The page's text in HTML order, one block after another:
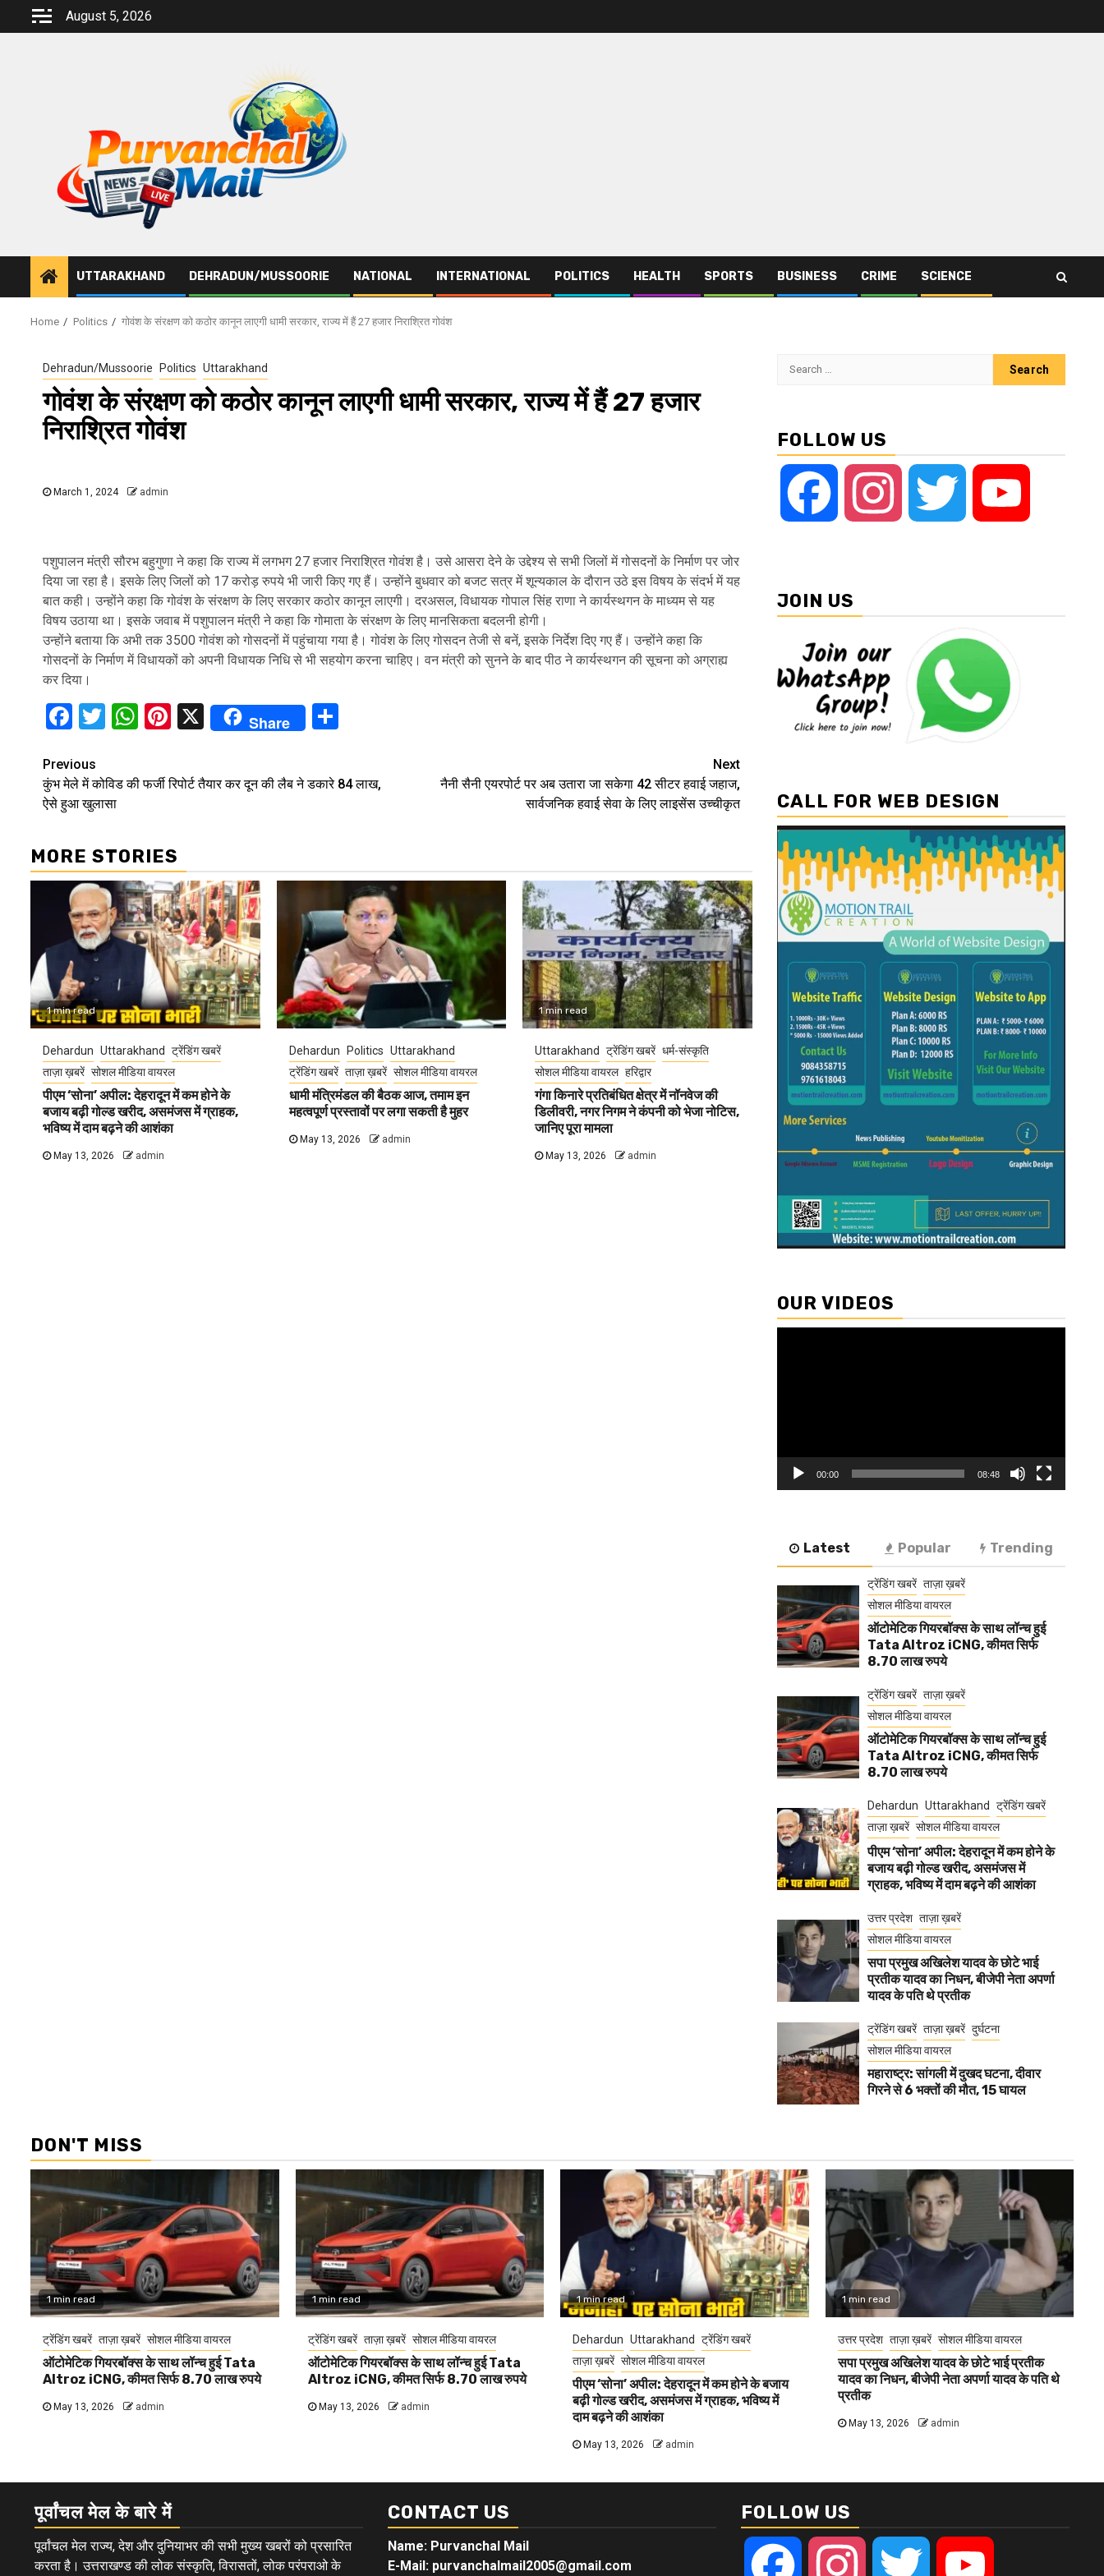
August 5, 2026
UTTARAKHAND DEHRADUN/MUSSOORIE NATIONAL INTERNATIONAL POLITICS HEALTH SPORTS BUSINESS CRIME SCIENCE
Home Politics गोवंश के संरक्षण को कठोर कानून लाएगी धामी सरकार, राज्य में हैं 27 हजार निराश्रित गोवंश
Dehradun/Mussoorie Politics Uttarakhand
गोवंश के संरक्षण को कठोर कानून लाएगी धामी सरकार, राज्य में हैं 27 हजार
निराश्रित गोवंश
March 1, 2024 admin
पशुपालन मंत्री सौरभ बहुगुणा ने कहा कि राज्य में लगभग 27 हजार निराश्रित गोवंश है। उसे आसरा देने के उद्देश्य से सभी जिलों में गोसदनों के निर्माण पर जोर
दिया जा रहा है। इसके लिए जिलों को 17 करोड़ रुपये भी जारी किए गए हैं। उन्होंने बुधवार को बजट सत्र में शून्यकाल के दौरान उठे इस विषय के संदर्भ में यह
बात कही। उन्होंने कहा कि गोवंश के संरक्षण के लिए सरकार कठोर कानून लाएगी। दरअसल, विधायक गोपाल सिंह राणा ने कार्यस्थगन के माध्यम से यह
विषय उठाया था। इसके जवाब में पशुपालन मंत्री ने कहा कि गोमाता के संरक्षण के लिए मानसिकता बदलनी होगी।
उन्होंने बताया कि अभी तक 3500 गोवंश को गोसदनों में पहुंचाया गया है। गोवंश के लिए गोसदन तेजी से बनें, इसके निर्देश दिए गए हैं। उन्होंने कहा कि
गोसदनों के निर्माण में विधायकों को अपनी विधायक निधि से भी सहयोग करना चाहिए। वन मंत्री को सुनने के बाद पीठ ने कार्यस्थगन की सूचना को अग्राह्य
कर दिया।
Facebook
Twitter
WhatsApp
Pinterest
X Share
Continue
Reading
Previous
कुंभ मेले में कोविड की फर्जी रिपोर्ट तैयार कर दून की लैब ने डकारे 84 लाख,
ऐसे हुआ खुलासा
Next
नैनी सैनी एयरपोर्ट पर अब उतारा जा सकेगा 42 सीटर हवाई जहाज,
सार्वजनिक हवाई सेवा के लिए लाइसेंस उच्चीकृत
MORE STORIES
1 min read
Dehardun Uttarakhand
ट्रेंडिंग खबरें
ताज़ा ख़बरें सोशल मीडिया वायरल
पीएम ‘सोना’ अपील: देहरादून में कम होने के
बजाय बढ़ी गोल्ड खरीद, असमंजस में ग्राहक,
भविष्य में दाम बढ़ने की आशंका
May 13, 2026 admin
Dehardun Politics Uttarakhand
ट्रेंडिंग खबरें ताज़ा ख़बरें सोशल मीडिया वायरल
धामी मंत्रिमंडल की बैठक आज, तमाम इन
महत्वपूर्ण प्रस्तावों पर लगा सकती है मुहर
May 13, 2026 admin
1 min read
Uttarakhand ट्रेंडिंग खबरें धर्म-संस्कृति
सोशल मीडिया वायरल हरिद्वार
गंगा किनारे प्रतिबंधित क्षेत्र में नॉनवेज की
डिलीवरी, नगर निगम ने कंपनी को भेजा नोटिस,
जानिए पूरा मामला
May 13, 2026 admin
Search
FOLLOW US
Facebook Instagram Twitter
JOIN US
CALL FOR WEB DESIGN
OUR VIDEOS
00:00 08:48
Latest Popular Trending
ट्रेंडिंग खबरें ताज़ा ख़बरें
सोशल मीडिया वायरल
ऑटोमेटिक गियरबॉक्स के साथ लॉन्च हुई
Tata Altroz iCNG, कीमत सिर्फ
8.70 लाख रुपये
ट्रेंडिंग खबरें ताज़ा ख़बरें
सोशल मीडिया वायरल
ऑटोमेटिक गियरबॉक्स के साथ लॉन्च हुई
Tata Altroz iCNG, कीमत सिर्फ
8.70 लाख रुपये
Dehardun Uttarakhand
ट्रेंडिंग खबरें
ताज़ा ख़बरें सोशल मीडिया वायरल
पीएम ‘सोना’ अपील: देहरादून में कम होने के
बजाय बढ़ी गोल्ड खरीद, असमंजस में
ग्राहक, भविष्य में दाम बढ़ने की आशंका
उत्तर प्रदेश ताज़ा ख़बरें
सोशल मीडिया वायरल
सपा प्रमुख अखिलेश यादव के छोटे भाई
प्रतीक यादव का निधन, बीजेपी नेता अपर्णा
यादव के पति थे प्रतीक
ट्रेंडिंग खबरें ताज़ा ख़बरें दुर्घटना
सोशल मीडिया वायरल
महाराष्ट्र: सांगली में दुखद घटना, दीवार
गिरने से 6 भक्तों की मौत, 15 घायल
DON'T MISS
1 min read
ट्रेंडिंग खबरें ताज़ा ख़बरें सोशल मीडिया वायरल
ऑटोमेटिक गियरबॉक्स के साथ लॉन्च हुई Tata
Altroz iCNG, कीमत सिर्फ 8.70 लाख रुपये
May 13, 2026 admin
1 min read
ट्रेंडिंग खबरें ताज़ा ख़बरें सोशल मीडिया वायरल
ऑटोमेटिक गियरबॉक्स के साथ लॉन्च हुई Tata
Altroz iCNG, कीमत सिर्फ 8.70 लाख रुपये
May 13, 2026 admin
1 min read
Dehardun Uttarakhand
ट्रेंडिंग खबरें
ताज़ा ख़बरें सोशल मीडिया वायरल
पीएम ‘सोना’ अपील: देहरादून में कम होने के बजाय
बढ़ी गोल्ड खरीद, असमंजस में ग्राहक, भविष्य में
दाम बढ़ने की आशंका
May 13, 2026 admin
1 min read
उत्तर प्रदेश ताज़ा ख़बरें सोशल मीडिया वायरल
सपा प्रमुख अखिलेश यादव के छोटे भाई प्रतीक
यादव का निधन, बीजेपी नेता अपर्णा यादव के पति थे
प्रतीक
May 13, 2026 admin
पूर्वांचल मेल के बारे में
पूर्वांचल मेल राज्य, देश और दुनियाभर की सभी मुख्य खबरों को प्रसारित
करता है। उत्तराखण्ड की लोक संस्कृति, विरासतों, लोक परंपराओ के
CONTACT US
Name: Purvanchal Mail
E-Mail: purvanchalmail2005@gmail.com
FOLLOW US
Facebook Instagram Twitter